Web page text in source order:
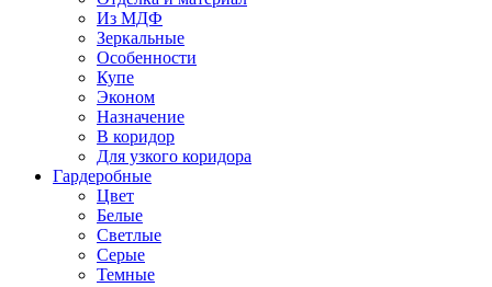
Из МДФ
Зеркальные
Особенности
Купе
Эконом
Назначение
В коридор
Для узкого коридора
Гардеробные
Цвет
Белые
Светлые
Серые
Темные